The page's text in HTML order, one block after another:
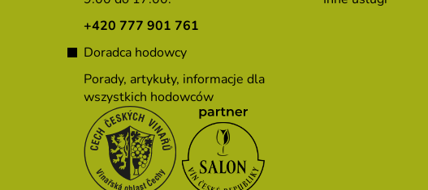
+420 777 901 761
Doradca hodowcy
Porady, artykuły, informacje dla
wszystkich hodowców